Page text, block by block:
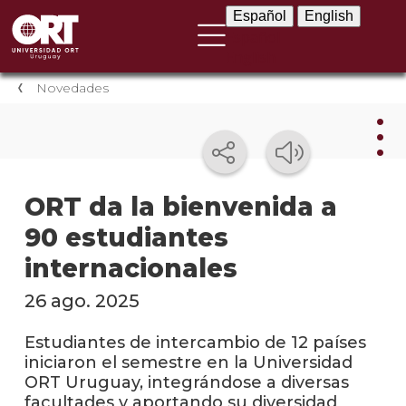
Español English
Novedades
ORT da la bienvenida a
90 estudiantes
internacionales
26 ago. 2025
Estudiantes de intercambio de 12 países
iniciaron el semestre en la Universidad
ORT Uruguay, integrándose a diversas